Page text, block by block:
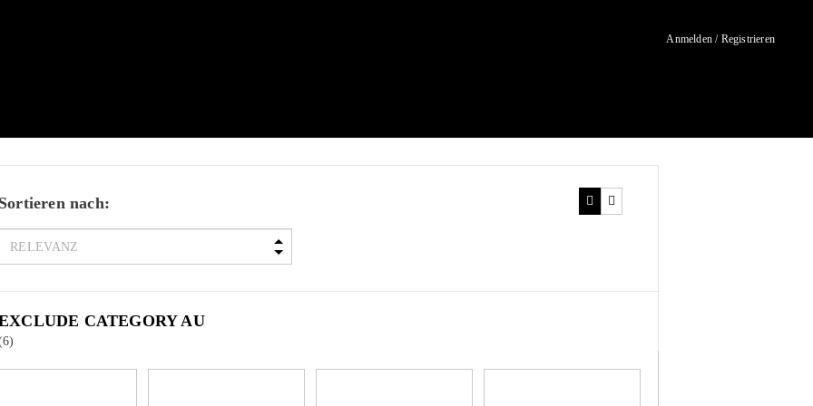
Anmelden / Registrieren
Sortieren nach:
CATEGORY AU